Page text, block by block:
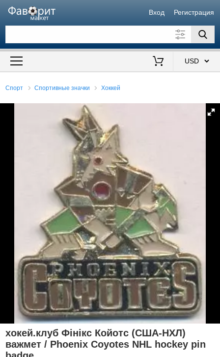
Вход Регистрация
Искать также в описании
Спорт Спортивные значки Хоккей
хокей.клуб Фінікс Койотс (США-НХЛ)
важмет / Phoenix Coyotes NHL hockey pin